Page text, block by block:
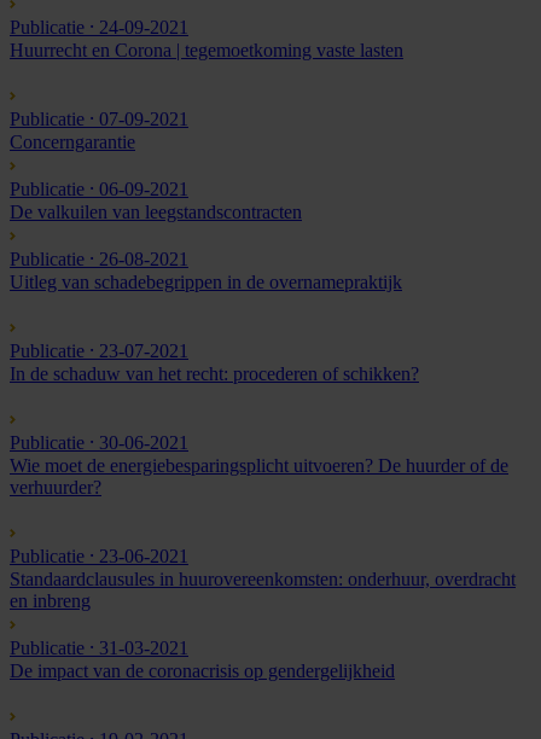
Publicatie ⸱ 24-09-2021
Huurrecht en Corona | tegemoetkoming vaste lasten
Publicatie ⸱ 07-09-2021
Concerngarantie
Publicatie ⸱ 06-09-2021
De valkuilen van leegstandscontracten
Publicatie ⸱ 26-08-2021
Uitleg van schadebegrippen in de overnamepraktijk
Publicatie ⸱ 23-07-2021
In de schaduw van het recht: procederen of schikken?
Publicatie ⸱ 30-06-2021
Wie moet de energiebesparingsplicht uitvoeren? De huurder of de
verhuurder?
Publicatie ⸱ 23-06-2021
Standaardclausules in huurovereenkomsten: onderhuur, overdracht
en inbreng
Publicatie ⸱ 31-03-2021
De impact van de coronacrisis op gendergelijkheid